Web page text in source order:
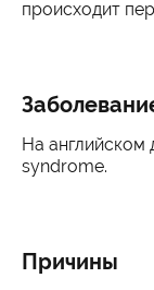
происходит
На английском
syndrome.
Причины